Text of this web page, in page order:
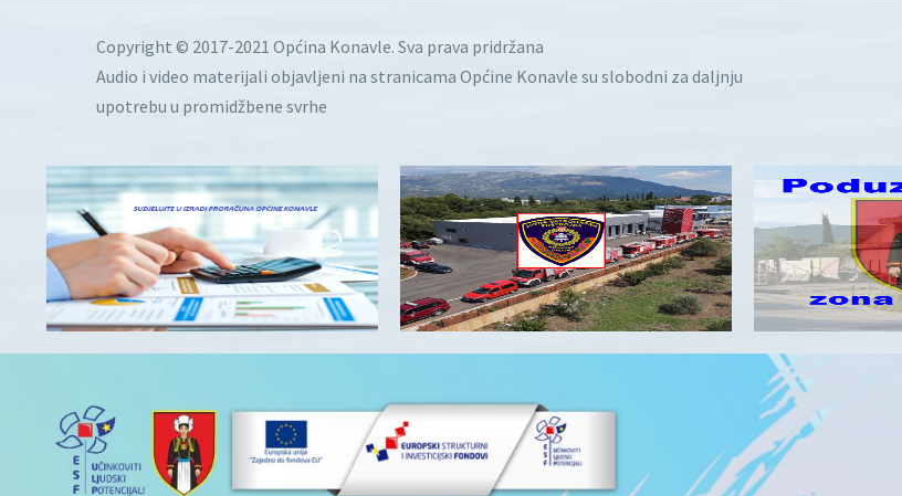
Copyright © 2017-2021 Općina Konavle. Sva prava pridržana
Audio i video materijali objavljeni na stranicama Općine Konavle su slobodni za daljnju
upotrebu u promidžbene svrhe